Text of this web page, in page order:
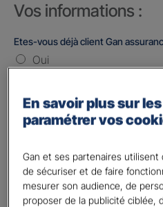
Vos informations :
Etes-vous déjà client Gan
Oui
Civilité*
Madame
Contact*
En savoir plus sur
paramétrer vos
Gan et ses partenaires
de sécuriser et de faire
mesurer son audience, de
proposer de la publicité ciblée,